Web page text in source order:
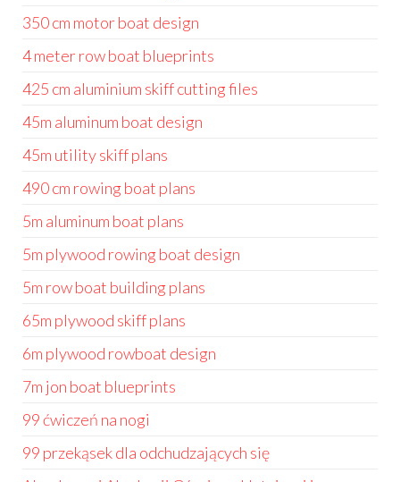
350 cm motor boat design
4 meter row boat blueprints
425 cm aluminium skiff cutting files
45m aluminum boat design
45m utility skiff plans
490 cm rowing boat plans
5m aluminum boat plans
5m plywood rowing boat design
5m row boat building plans
65m plywood skiff plans
6m plywood rowboat design
7m jon boat blueprints
99 ćwiczeń na nogi
99 przekąsek dla odchudzających się